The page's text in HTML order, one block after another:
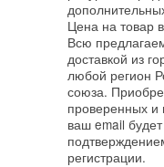
Цена на товар
Всю
доставкой из
любой регион
союза.
проверенных
ваш email
регистрации.